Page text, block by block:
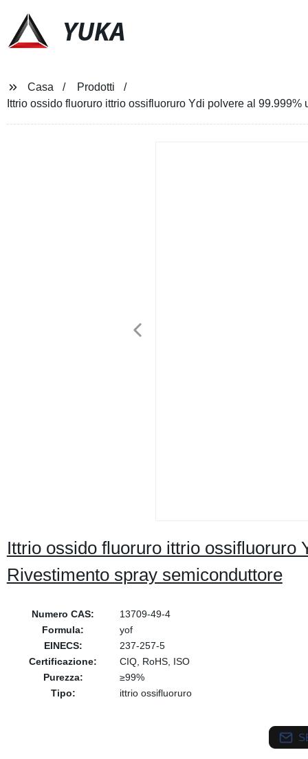
YUKA
Casa
Prodotti
Ittrio ossido fluoruro ittrio ossifluoruro Ydi polvere al
Ittrio ossido fluoruro ittrio ossifluoruro
Rivestimento spray semiconduttore
Numero CAS:
13709-49-4
Formula:
yof
EINECS:
237-257-5
Certificazione:
CIQ, RoHS, ISO
Purezza:
≥99%
Tipo:
ittrio ossifluoruro